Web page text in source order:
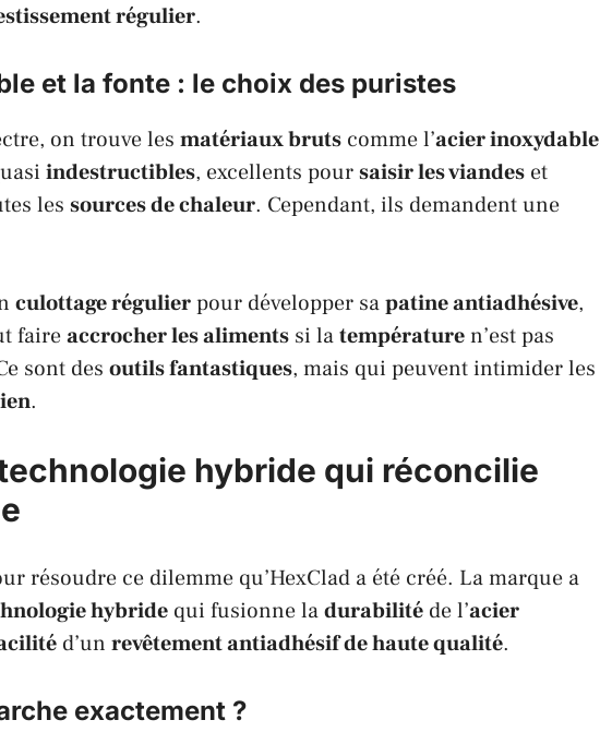
régulier.
et la fonte : le choix des puristes
on trouve les matériaux bruts comme l’acier inoxydable
indestructibles, excellents poursaisir les viandes et
les sources de chaleur. Cependant, ils demandent une
culottage régulierpour développer sapatine antiadhésive,
faireaccrocher les aliments si latempératuren’est pas
sont des outils fantastiques, mais qui peuvent intimider les
.
hybride qui réconcilie
résoudre ce dilemme qu’HexClad a été créé. La marque a
hybride qui fusionne ladurabilité de l’acier
d’un revêtement antiadhésif de haute qualité.
exactement ?